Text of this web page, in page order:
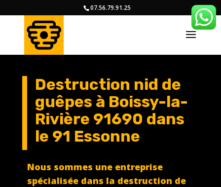
07.56.79.91.25
Destruction nid de
guêpes à Boissy-la-
Rivière 91690 dans
le 91 Essonne
Nous sommes une entreprise
spécialisée dans la destruction de